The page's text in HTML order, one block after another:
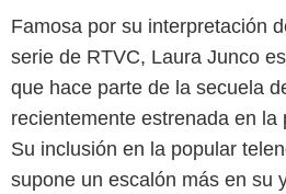
Famosa por su interpretación
serie de RTVC, Laura Junco
que hace parte de la secuela
recientemente estrenada en la
Su inclusión en la popular
supone un escalón más en su